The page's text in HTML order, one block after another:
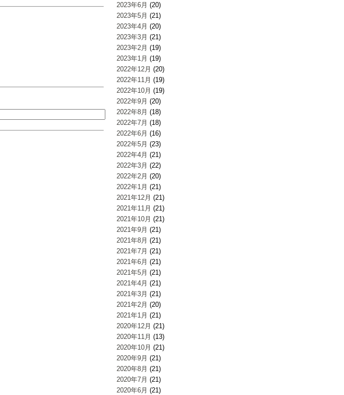
2023年6月 (20)
2023年5月 (21)
2023年4月 (20)
2023年3月 (21)
2023年2月 (19)
2023年1月 (19)
2022年12月 (20)
2022年11月 (19)
2022年10月 (19)
2022年9月 (20)
2022年8月 (18)
2022年7月 (18)
2022年6月 (16)
2022年5月 (23)
2022年4月 (21)
2022年3月 (22)
2022年2月 (20)
2022年1月 (21)
2021年12月 (21)
2021年11月 (21)
2021年10月 (21)
2021年9月 (21)
2021年8月 (21)
2021年7月 (21)
2021年6月 (21)
2021年5月 (21)
2021年4月 (21)
2021年3月 (21)
2021年2月 (20)
2021年1月 (21)
2020年12月 (21)
2020年11月 (13)
2020年10月 (21)
2020年9月 (21)
2020年8月 (21)
2020年7月 (21)
2020年6月 (21)